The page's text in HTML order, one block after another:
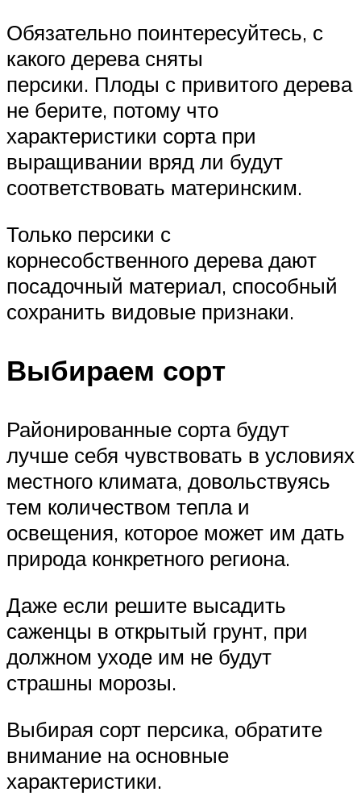
Обязательно поинтересуйтесь, с
какого дерева сняты
персики. Плоды с привитого дерева
не берите, потому что
характеристики сорта при
выращивании вряд ли будут
соответствовать материнским.
Только персики с
корнесобственного дерева дают
посадочный материал, способный
сохранить видовые признаки.
Выбираем сорт
Районированные сорта будут
лучше себя чувствовать в условиях
местного климата, довольствуясь
тем количеством тепла и
освещения, которое может им дать
природа конкретного региона.
Даже если решите высадить
саженцы в открытый грунт, при
должном уходе им не будут
страшны морозы.
Выбирая сорт персика, обратите
внимание на основные
характеристики.